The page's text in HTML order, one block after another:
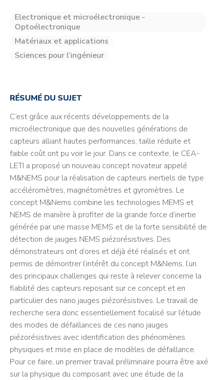
Electronique et microélectronique -
Optoélectronique
Matériaux et applications
Sciences pour l’ingénieur
RÉSUMÉ DU SUJET
C’est grâce aux récents développements de la
microélectronique que des nouvelles générations de
capteurs alliant hautes performances, taille réduite et
faible coût ont pu voir le jour. Dans ce contexte, le CEA-
LETI a proposé un nouveau concept novateur appelé
M&NEMS pour la réalisation de capteurs inertiels de type
accéléromètres, magnétomètres et gyromètres. Le
concept M&Nems combine les technologies MEMS et
NEMS de manière à profiter de la grande force d’inertie
générée par une masse MEMS et de la forte sensibilité de
détection de jauges NEMS piézorésistives. Des
démonstrateurs ont d’ores et déjà été réalisés et ont
permis de démontrer l’intérêt du concept M&Nems, l’un
des principaux challenges qui reste à relever concerne la
fiabilité des capteurs reposant sur ce concept et en
particulier des nano jauges piézorésistives. Le travail de
recherche sera donc essentiellement focalisé sur l’étude
des modes de défaillances de ces nano jauges
piézorésistives avec identification des phénomènes
physiques et mise en place de modèles de défaillance.
Pour ce faire, un premier travail préliminaire pourra être axé
sur la physique du composant avec une étude de la